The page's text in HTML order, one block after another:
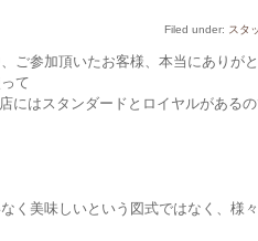
Filed under: スタ
ご参加頂いたお客様、本当にありがと
て
にはスタンダードとロイヤルがあるの
く美味しいという図式ではなく、様